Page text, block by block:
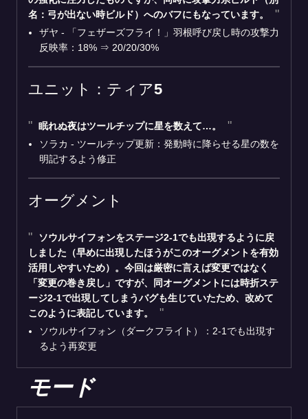
名：弓が出ない時ビルド）へのバフにもなっています。
ザヤ - 「フェザーズフライ！」羽根呼び戻し時の攻撃力
反映率：18% ⇒ 20/20/30%
ユニット：ティア5
眠れぬ夜はツールチップに星を数えて…。
ソラカ - ツールチップ更新：発動時に降らせる星の数を
明記するよう修正
オーグメント
ソウルサイフォンをステージ2-1でも出現するように戻
しました（早めに出現したほうがこのオーグメントを有効
活用しやすいため）。今回は厳密に言えば変更ではなく
「変更の巻き戻し」ですが、同オーグメントには時折ステ
ージ2-1で出現してしまうバグも生じていたため、改めて
このように表記しています。
ソウルサイフォン（ダークフライト）：2-1でも出現す
るよう再変更
モード